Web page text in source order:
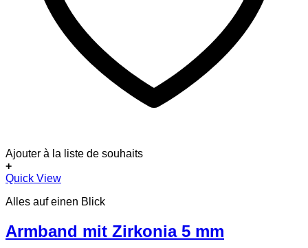
Ajouter à la liste de souhaits
+
Quick View
Alles auf einen Blick
Armband mit Zirkonia 5 mm